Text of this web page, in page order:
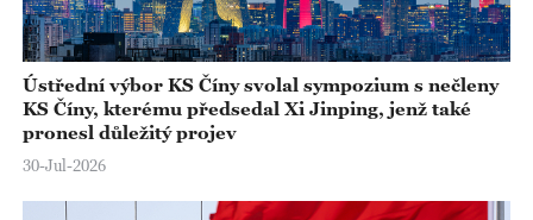
Ústřední výbor KS Číny svolal sympozium s nečleny
KS Číny, kterému předsedal Xi Jinping, jenž také
pronesl důležitý projev
30-Jul-2026